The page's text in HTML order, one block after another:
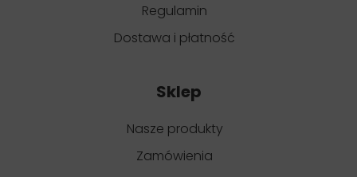
Regulamin
Dostawa i płatność
Sklep
Nasze produkty
Zamówienia